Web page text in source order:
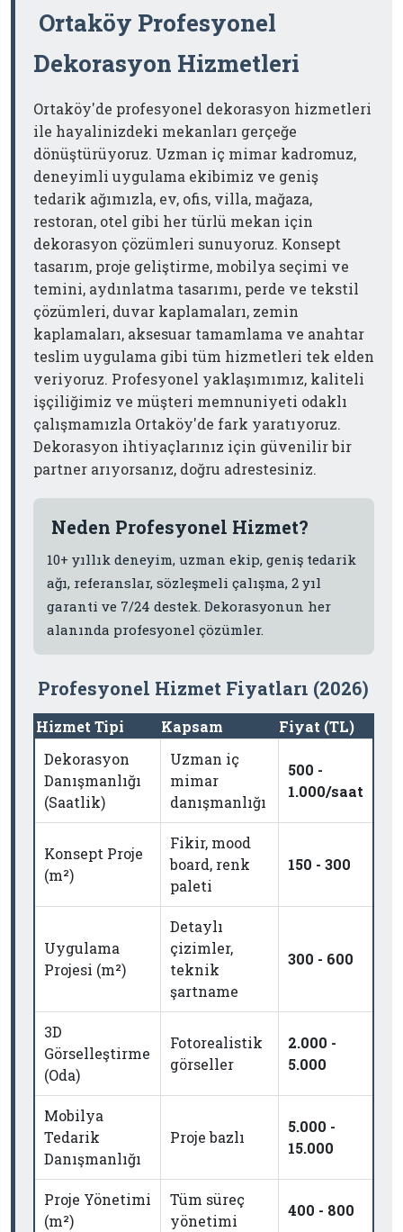
Ortaköy Profesyonel
Dekorasyon Hizmetleri
Ortaköy'de profesyonel dekorasyon hizmetleri
ile hayalinizdeki mekanları gerçeğe
dönüştürüyoruz. Uzman iç mimar kadromuz,
deneyimli uygulama ekibimiz ve geniş
tedarik ağımızla, ev, ofis, villa, mağaza,
restoran, otel gibi her türlü mekan için
dekorasyon çözümleri sunuyoruz. Konsept
tasarım, proje geliştirme, mobilya seçimi ve
temini, aydınlatma tasarımı, perde ve tekstil
çözümleri, duvar kaplamaları, zemin
kaplamaları, aksesuar tamamlama ve anahtar
teslim uygulama gibi tüm hizmetleri tek elden
veriyoruz. Profesyonel yaklaşımımız, kaliteli
işçiliğimiz ve müşteri memnuniyeti odaklı
çalışmamızla Ortaköy'de fark yaratıyoruz.
Dekorasyon ihtiyaçlarınız için güvenilir bir
partner arıyorsanız, doğru adrestesiniz.
Neden Profesyonel Hizmet?
10+ yıllık deneyim, uzman ekip, geniş tedarik
ağı, referanslar, sözleşmeli çalışma, 2 yıl
garanti ve 7/24 destek. Dekorasyonun her
alanında profesyonel çözümler.
Profesyonel Hizmet Fiyatları (2026)
Hizmet Tipi Kapsam
Fiyat (TL)
Dekorasyon
Danışmanlığı
(Saatlik)
Uzman iç
mimar
danışmanlığı
500 -
1.000/saat
Konsept Proje
(m²)
Fikir, mood
board, renk
paleti
150 - 300
Uygulama
Projesi (m²)
Detaylı
çizimler,
teknik
şartname
300 - 600
3D
Görselleştirme
(Oda)
Fotorealistik
görseller
2.000 -
5.000
Mobilya
Tedarik
Danışmanlığı
Proje bazlı
5.000 -
15.000
Proje Yönetimi
(m²)
Tüm süreç
yönetimi
400 - 800